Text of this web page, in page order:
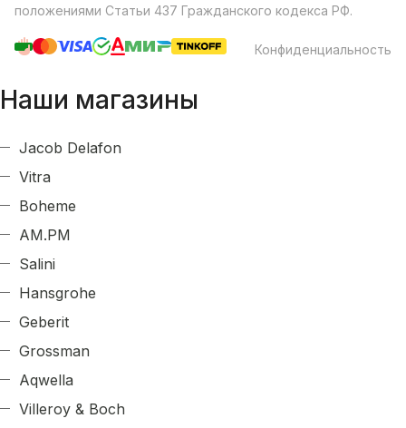
положениями Статьи 437 Гражданского кодекса РФ.
Конфиденциальность
Наши магазины
Jacob Delafon
Vitra
Boheme
AM.PM
Salini
Hansgrohe
Geberit
Grossman
Aqwella
Villeroy & Boch